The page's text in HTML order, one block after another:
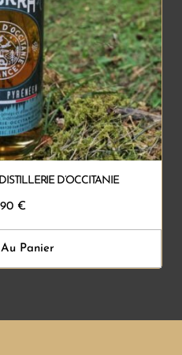
D’OCCITANIE
€
Panier